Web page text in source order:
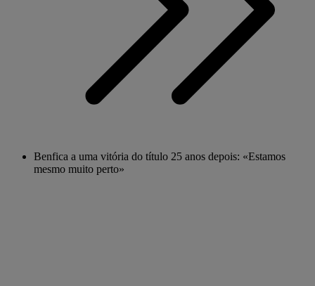
Benfica a uma vitória do título 25 anos depois: «Estamos
mesmo muito perto»